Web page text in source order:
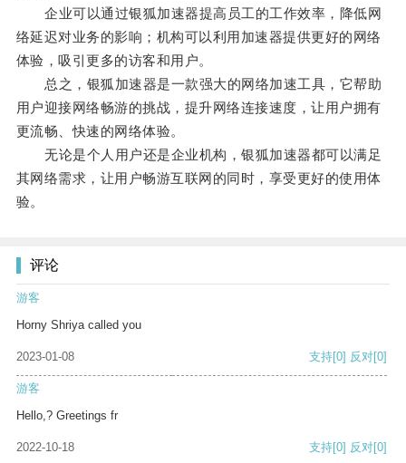
企业可以通过银狐加速器提高员工的工作效率，降低网
络延迟对业务的影响；机构可以利用加速器提供更好的网络
体验，吸引更多的访客和用户。
总之，银狐加速器是一款强大的网络加速工具，它帮助
用户迎接网络畅游的挑战，提升网络连接速度，让用户拥有
更流畅、快速的网络体验。
无论是个人用户还是企业机构，银狐加速器都可以满足
其网络需求，让用户畅游互联网的同时，享受更好的使用体
验。
评论
游客
Horny Shriya called you
2023-01-08 支持[0] 反对[0]
游客
Hello,? Greetings fr
2022-10-18 支持[0] 反对[0]